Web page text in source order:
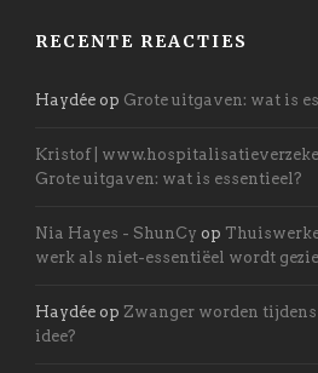
RECENTE REACTIES
Haydée op Grote uitgaven: wat is
Kristof |
Grote uitgaven: wat is essentieel?
Nia Hayes - ShunCy op
werk als niet-essentiëel wordt
Haydée op Zwanger worden tijdens
idee?